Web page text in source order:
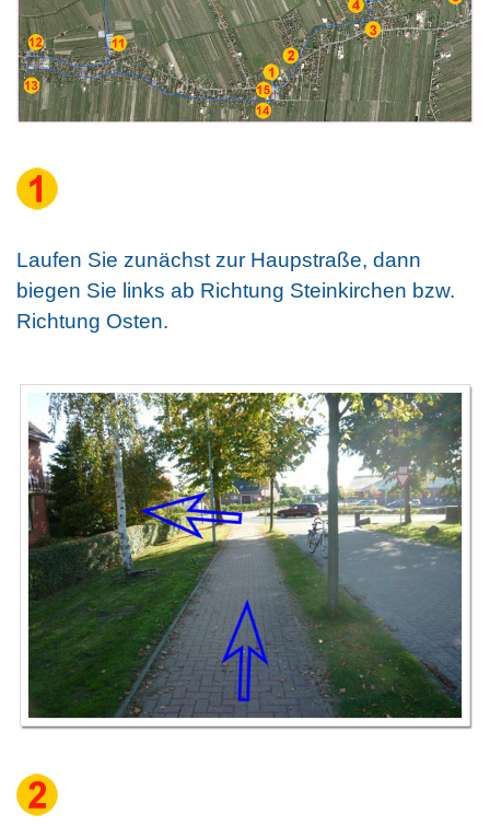
Laufen Sie zunächst zur Haupstraße, dann
biegen Sie links ab Richtung Steinkirchen bzw.
Richtung Osten.